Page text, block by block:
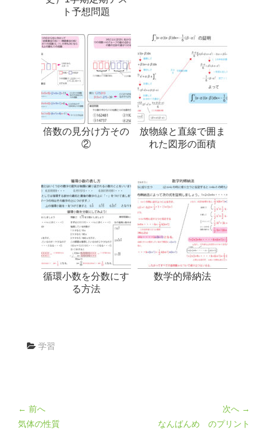
ト予想問題
倍数の見分け方その
②
放物線と直線で囲ま
れた図形の面積
循環小数を分数にす
る方法
数学的帰納法
学習
← 前へ
気体の性質
次へ →
なんばんめ のプリント